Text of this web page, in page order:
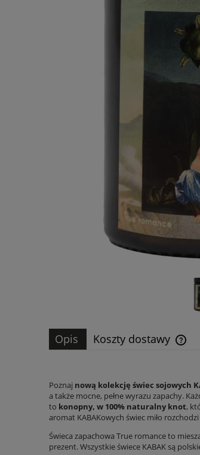
Opis Koszty dostawy
Poznaj nową kolekcję świec sojowych
a także mocne, pełne wyrazu zapachy.
to konopny, w 100% naturalny knot,
aromat KABAKowych świec miło
Świeca zapachowa True romance to
prezent. Wszystkie świece KABAK są